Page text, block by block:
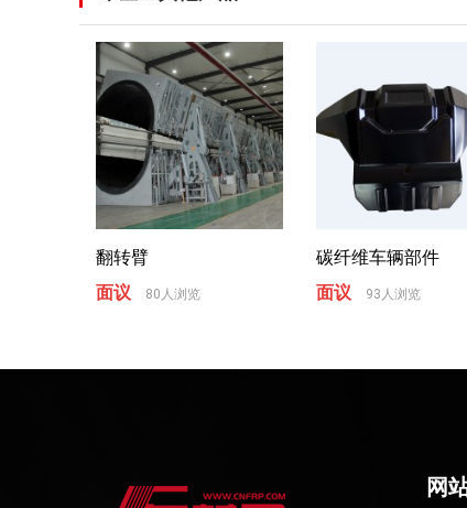
翻转臂
面议
80人浏览
碳纤维车辆部件
面议
93人浏览
网